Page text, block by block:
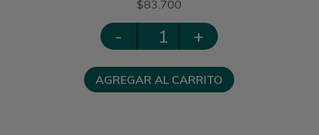
$83.700
- +
AGREGAR AL CARRITO